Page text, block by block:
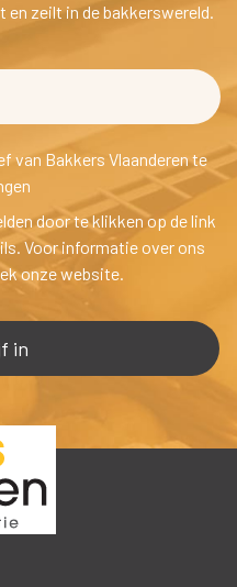
en zeilt in de bakkerswereld.
van Bakkers Vlaanderen te
door te klikken op de link
Voor informatie over ons
onze website.